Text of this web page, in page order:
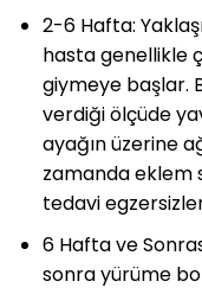
2-6 Hafta:
hasta genellikle
giymeye başlar.
verdiği ölçüde
ayağın üzerine
zamanda eklem
tedavi
6 Hafta ve
sonra yürüme